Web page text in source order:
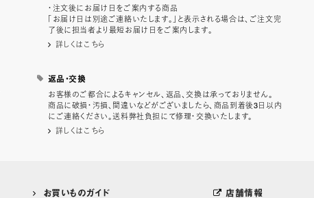
・注文後にお届け日をご案内する商品
「お届け日は別途ご連絡いたします。」と表示される場合は、ご注文完
了後に担当者より最短お届け日をご案内します。
詳しくはこちら
返品・交換
お客様のご都合によるキャンセル、返品、交換は承っておりません。
商品に破損・汚損、間違いなどがございましたら、商品到着後3日以内
にご連絡ください。送料弊社負担にて修理・交換いたします。
詳しくはこちら
お買いものガイド 店舗情報